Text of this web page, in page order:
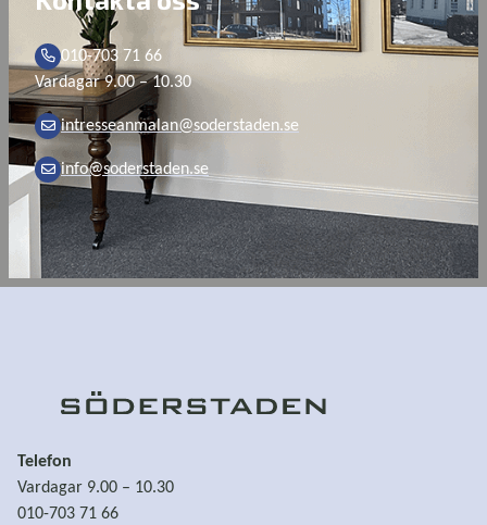
010-703 71 66
Vardagar 9.00 – 10.30
intresseanmalan@soderstaden.se
info@soderstaden.se
Telefon
Vardagar 9.00 – 10.30
010-703 71 66